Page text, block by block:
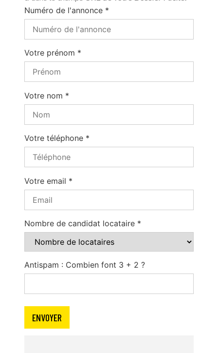
Numéro de l'annonce *
Votre prénom *
Votre nom *
Votre téléphone *
Votre email *
Nombre de candidat locataire *
Antispam : Combien font 3 + 2 ?